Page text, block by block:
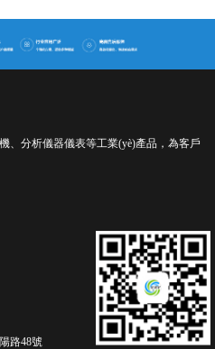
、分析儀器儀表等工業(yè)產品，為客戶
路48號